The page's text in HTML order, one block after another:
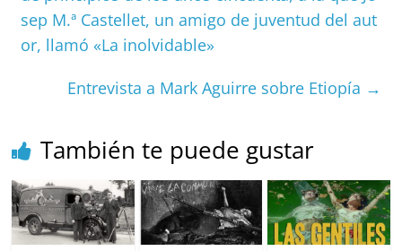
o
o
k
p
p
s tir
sep M.ª Castellet, un amigo de juventud del aut
or, llamó «La inolvidable»
Entrevista a Mark Aguirre sobre Etiopía →
También te puede gustar